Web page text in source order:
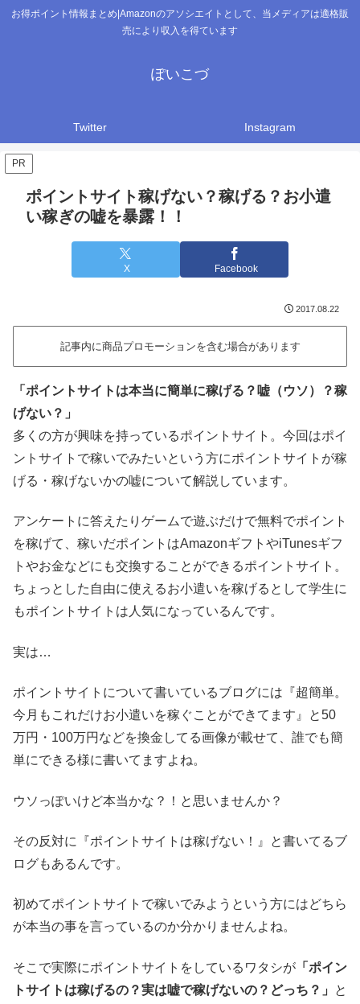
お得ポイント情報まとめ|Amazonのアソシエイトとして、当メディアは適格販
売により収入を得ています
ぽいこづ
Twitter Instagram
PR
ポイントサイト稼げない？稼げる？お小遣
い稼ぎの嘘を暴露！！
X Facebook
2017.08.22
記事内に商品プロモーションを含む場合があります
「ポイントサイトは本当に簡単に稼げる？嘘（ウソ）？稼
げない？」
多くの方が興味を持っているポイントサイト。今回はポイ
ントサイトで稼いでみたいという方にポイントサイトが稼
げる・稼げないかの嘘について解説しています。
アンケートに答えたりゲームで遊ぶだけで無料でポイント
を稼げて、稼いだポイントはAmazonギフトやiTunesギフ
トやお金などにも交換することができるポイントサイト。
ちょっとした自由に使えるお小遣いを稼げるとして学生に
もポイントサイトは人気になっているんです。
実は…
ポイントサイトについて書いているブログには『超簡単。
今月もこれだけお小遣いを稼ぐことができてます』と50
万円・100万円などを換金してる画像が載せて、誰でも簡
単にできる様に書いてますよね。
ウソっぽいけど本当かな？！と思いませんか？
その反対に『ポイントサイトは稼げない！』と書いてるブ
ログもあるんです。
初めてポイントサイトで稼いでみようという方にはどちら
が本当の事を言っているのか分かりませんよね。
そこで実際にポイントサイトをしているワタシが 「ポイン
トサイトは稼げるの？実は嘘で稼げないの？どっち？」
と